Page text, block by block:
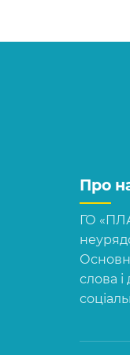
Про
ГО
слова